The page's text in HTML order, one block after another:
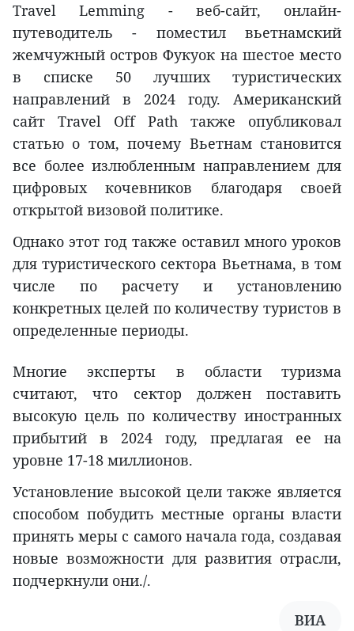
Travel Lemming - веб-сайт, онлайн-
путеводитель - поместил вьетнамский
жемчужный остров Фукуок на шестое место
в списке 50 лучших туристических
направлений в 2024 году. Американский
сайт Travel Off Path также опубликовал
статью о том, почему Вьетнам становится
все более излюбленным направлением для
цифровых кочевников благодаря своей
открытой визовой политике.
Однако этот год также оставил много уроков
для туристического сектора Вьетнама, в том
числе по расчету и установлению
конкретных целей по количеству туристов в
определенные периоды.
Многие эксперты в области туризма
считают, что сектор должен поставить
высокую цель по количеству иностранных
прибытий в 2024 году, предлагая ее на
уровне 17-18 миллионов.
Установление высокой цели также является
способом побудить местные органы власти
принять меры с самого начала года, создавая
новые возможности для развития отрасли,
подчеркнули они./.
ВИА